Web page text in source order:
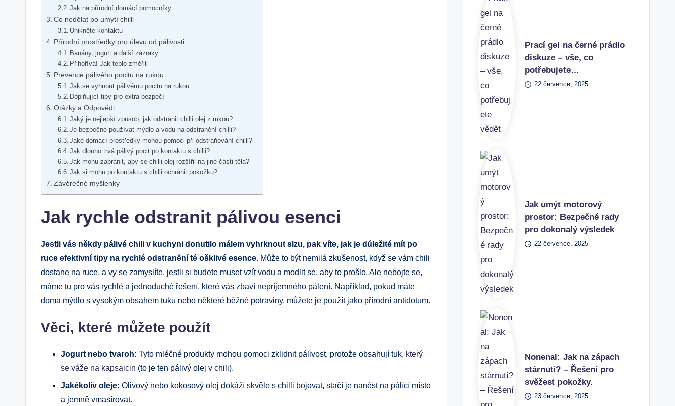
Jak na přírodní domácí pomocníky
Co nedělat po umytí chilli
Unikněte kontaktu
Přírodní prostředky pro úlevu od pálivosti
Banány, jogurt a další zázraky
Přihořívá! Jak teplo změřit
Prevence pálivého pocitu na rukou
Jak se vyhnout pálivému pocitu na rukou
Doplňující tipy pro extra bezpečí
Otázky a Odpovědi
Jaký je nejlepší způsob, jak odstranit chilli olej z rukou?
Je bezpečné používat mýdlo a vodu na odstranění chilli?
Jaké domácí prostředky mohou pomoci při odstraňování chilli?
Jak dlouho trvá pálivý pocit po kontaktu s chilli?
Jak mohu zabránit, aby se chilli olej rozšířil na jiné části těla?
Jak si mohu po kontaktu s chilli ochránit pokožku?
Závěrečné myšlenky
Jak rychle odstranit pálivou esenci
Jestli vás někdy pálivé chili v kuchyni donutilo málem vyhrknout slzu, pak víte, jak je důležité mít po
ruce efektivní tipy na rychlé odstranění té ošklivé esence. Může to být nemilá zkušenost, když se vám chili
dostane na ruce, a vy se zamyslíte, jestli si budete muset vzít vodu a modlit se, aby to prošlo. Ale nebojte se,
máme tu pro vás rychlé a jednoduché řešení, které vás zbaví nepríjemného pálení. Například, pokud máte
doma mýdlo s vysokým obsahem tuku nebo některé běžné potraviny, můžete je použít jako přírodní antidotum.
Věci, které můžete použít
Jogurt nebo tvaroh: Tyto mléčné produkty mohou pomoci zklidnit pálivost, protože obsahují tuk, který
se váže na kapsaicin (to je ten pálivý olej v chili).
Jakékoliv oleje: Olivový nebo kokosový olej dokáží skvěle s chilli bojovat, stačí je nanést na pálící místo
a jemně vmasírovat.
Prací gel na černé prádlo
diskuze – vše, co
potřebujete…
22 července, 2025
Jak umýt motorový
prostor: Bezpečné rady
pro dokonalý výsledek
22 července, 2025
Nonenal: Jak na zápach
stárnutí? – Řešení pro
svěžest pokožky.
23 července, 2025